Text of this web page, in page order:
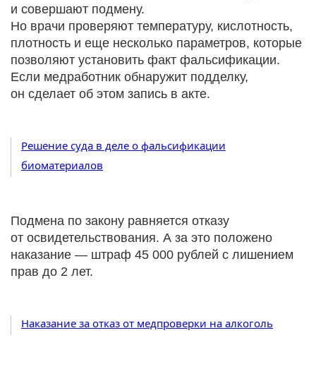
и совершают подмену.
Но врачи проверяют температуру, кислотность,
плотность и еще несколько параметров, которые
позволяют установить факт фальсификации.
Если медработник обнаружит подделку,
он сделает об этом запись в акте.
Решение суда в деле о фальсификации
биоматериалов
Подмена по закону равняется отказу
от освидетельствования. А за это положено
наказание — штраф 45 000 рублей с лишением
прав до 2 лет.
Наказание за отказ от медпроверки на алкоголь